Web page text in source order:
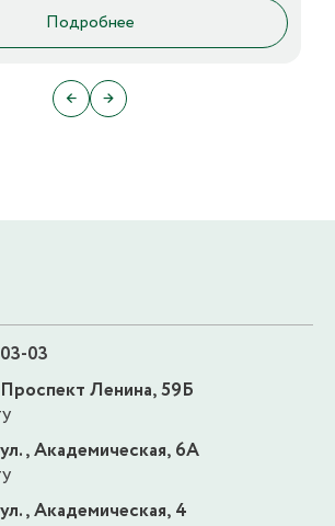
Подробнее
← →
03
Проспект Ленина, 59Б
Академическая, 6А
Академическая, 4